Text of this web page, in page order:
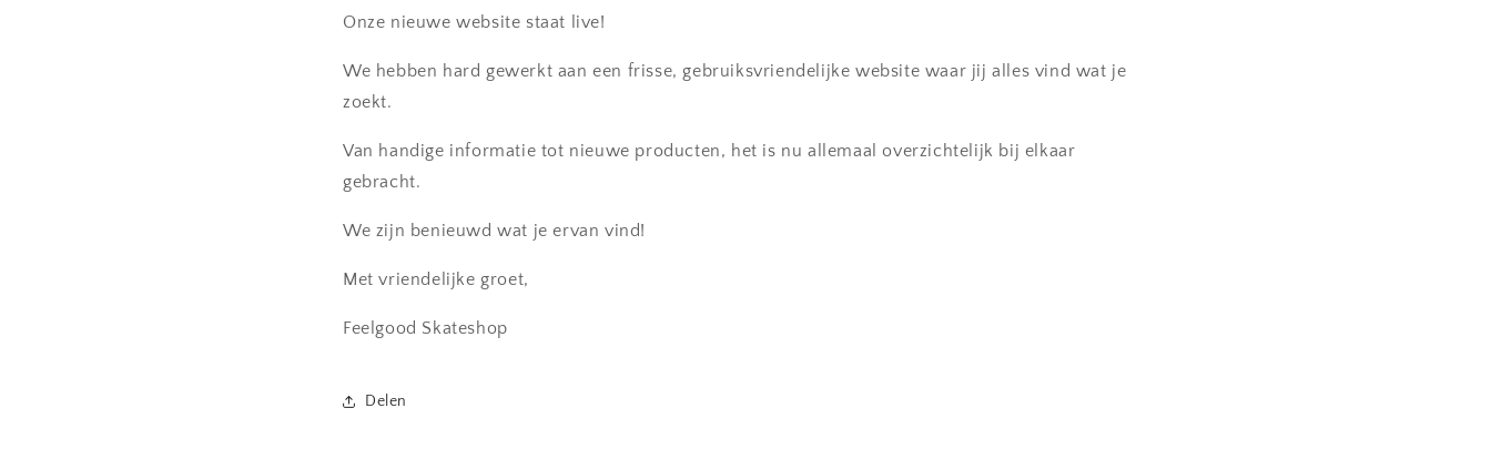
Onze nieuwe website staat live!
We hebben hard gewerkt aan een frisse, gebruiksvriendelijke website waar jij alles vind wat je
zoekt.
Van handige informatie tot nieuwe producten, het is nu allemaal overzichtelijk bij elkaar
gebracht.
We zijn benieuwd wat je ervan vind!
Met vriendelijke groet,
Feelgood Skateshop
Delen